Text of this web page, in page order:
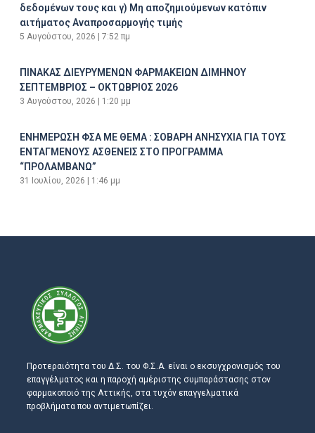
δεδομένων τους και γ) Μη αποζημιούμενων κατόπιν
αιτήματος Αναπροσαρμογής τιμής
5 Αυγούστου, 2026 7:52 πμ
ΠΙΝΑΚΑΣ ΔΙΕΥΡΥΜΕΝΩΝ ΦΑΡΜΑΚΕΙΩΝ ΔΙΜΗΝΟΥ
ΣΕΠΤΕΜΒΡΙΟΣ – ΟΚΤΩΒΡΙΟΣ 2026
3 Αυγούστου, 2026 1:20 μμ
ΕΝΗΜΕΡΩΣΗ ΦΣΑ ΜΕ ΘΕΜΑ : ΣΟΒΑΡΗ ΑΝΗΣΥΧΙΑ ΓΙΑ ΤΟΥΣ
ΕΝΤΑΓΜΕΝΟΥΣ ΑΣΘΕΝΕΙΣ ΣΤΟ ΠΡΟΓΡΑΜΜΑ
“ΠΡΟΛΑΜΒΑΝΩ”
31 Ιουλίου, 2026 1:46 μμ
Προτεραιότητα του Δ.Σ. του Φ.Σ.Α. είναι ο εκσυγχρονισμός του
επαγγέλματος και η παροχή αμέριστης συμπαράστασης στον
φαρμακοποιό της Αττικής, στα τυχόν επαγγελματικά
προβλήματα που αντιμετωπίζει.